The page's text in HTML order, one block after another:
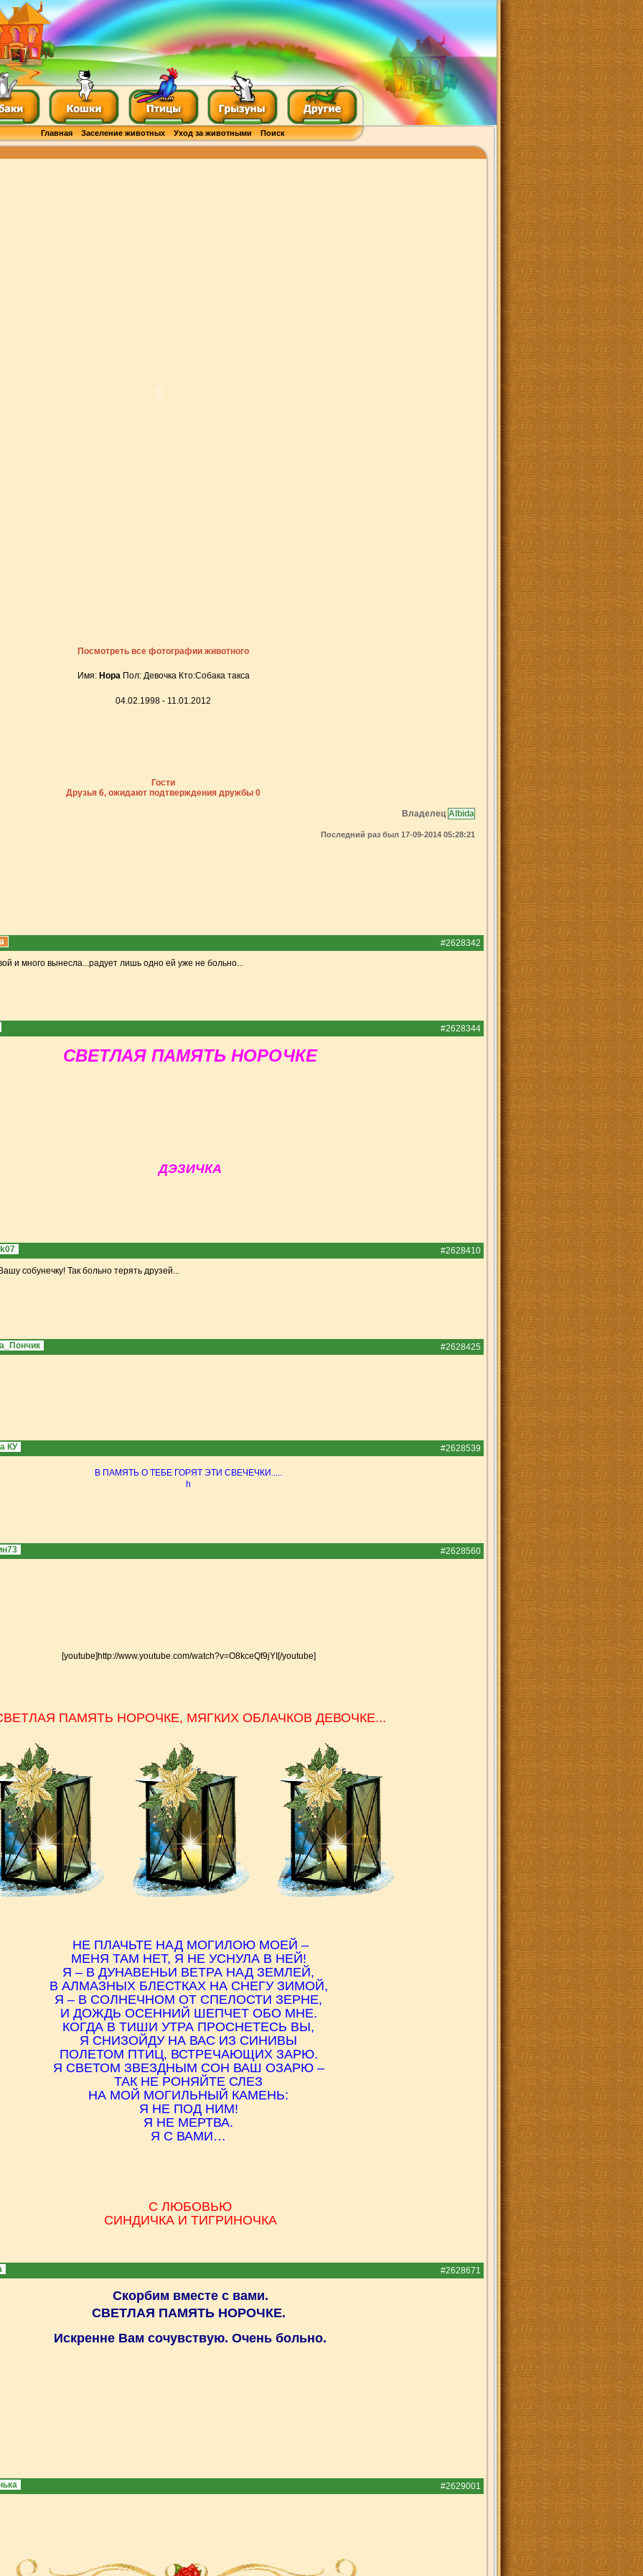
Главная Заселение животных Уход за животными Поиск
Посмотреть все фотографии животного
Имя: Нора Пол: Девочка Кто:Собака такса
04.02.1998 - 11.01.2012
Гости
Друзья 6, ожидают подтверждения дружбы 0
Владелец Albida
Последний раз был 17-09-2014 05:28:21
#2628342
и много вынесла...радует лишь одно ей уже не больно...
#2628344
СВЕТЛАЯ ПАМЯТЬ НОРОЧКЕ
ДЭЗИЧКА
#2628410
собунечку! Так больно терять друзей...
#2628425
КУ #2628539
В ПАМЯТЬ О ТЕБЕ ГОРЯТ ЭТИ СВЕЧЕЧКИ.....
h
#2628560
[youtube]http://www.youtube.com/watch?v=O8kceQf9jYI[/youtube]
АЯ ПАМЯТЬ НОРОЧКЕ, МЯГКИХ ОБЛАЧКОВ ДЕВОЧКЕ...
НЕ ПЛАЧЬТЕ НАД МОГИЛОЮ МОЕЙ –
МЕНЯ ТАМ НЕТ, Я НЕ УСНУЛА В НЕЙ!
Я – В ДУНАВЕНЬИ ВЕТРА НАД ЗЕМЛЕЙ,
В АЛМАЗНЫХ БЛЕСТКАХ НА СНЕГУ ЗИМОЙ,
Я – В СОЛНЕЧНОМ ОТ СПЕЛОСТИ ЗЕРНЕ,
И ДОЖДЬ ОСЕННИЙ ШЕПЧЕТ ОБО МНЕ.
КОГДА В ТИШИ УТРА ПРОСНЕТЕСЬ ВЫ,
Я СНИЗОЙДУ НА ВАС ИЗ СИНИВЫ
ПОЛЕТОМ ПТИЦ, ВСТРЕЧАЮЩИХ ЗАРЮ.
Я СВЕТОМ ЗВЕЗДНЫМ СОН ВАШ ОЗАРЮ –
ТАК НЕ РОНЯЙТЕ СЛЕЗ
НА МОЙ МОГИЛЬНЫЙ КАМЕНЬ:
Я НЕ ПОД НИМ!
Я НЕ МЕРТВА.
Я С ВАМИ…
С ЛЮБОВЬЮ
СИНДИЧКА И ТИГРИНОЧКА
#2628671
Скорбим вместе с вами.
СВЕТЛАЯ ПАМЯТЬ НОРОЧКЕ.
Искренне Вам сочувствую. Очень больно.
#2629001